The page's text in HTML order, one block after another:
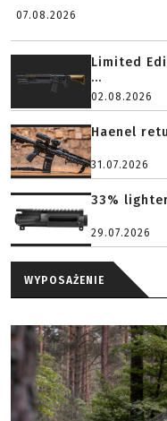
07.08.2026
Limited
...
02.08.2026
Haenel
31.07.2026
33%
29.07.2026
WYPOSAŻENIE